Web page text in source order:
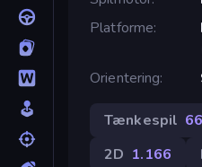
Platforme
Orientering
Tænkespil
2D 1.166